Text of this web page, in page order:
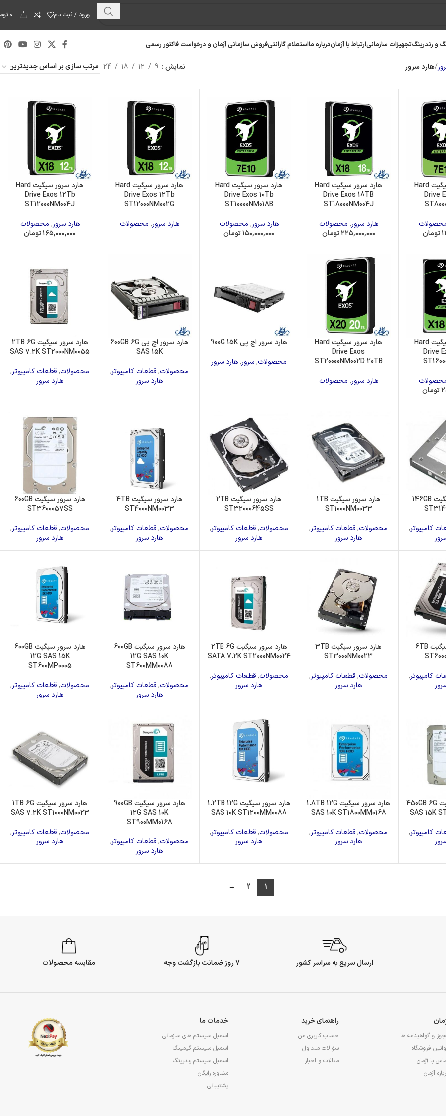
ورود / ثبت نام 0 ۰
رم کامپیوتر حافظه SSD هارد دیسک
مانیتور فن پردازنده درایونوری
و رندرینگتجهیزات سازمانیارتباط با آژماندرباره مااستعلام گارانتیفروش سازمانی آژمان و درخواست فاکتور رسمی
هارد سرور نمایش 9
12
18
24
هارد سرور سیگیت Hard
Drive
تومان
هارد سرور سیگیت Hard
Drive Exos 18TB
ST18000NM004J
هارد سرور, محصولات
۲۲۵,۰۰۰,۰۰۰تومان
هارد سرور سیگیت Hard
Drive Exos 10Tb
ST10000NM018B
هارد سرور, محصولات
۱۵۰,۰۰۰,۰۰۰تومان
هارد سرور سیگیت Hard
Drive Exos 12Tb
ST12000NM002G
هارد سرور, محصولات
هارد سرور سیگیت Hard
Drive Exos 12Tb
ST12000NM004J
هارد سرور, محصولات
۱۶۵,۰۰۰,۰۰۰تومان
هارد سرور سیگیت Hard
Drive
تومان
هارد سرور سیگیت Hard
Drive Exos
ST20000NM002D 20TB
هارد سرور, محصولات
هارد سرور اچ پی 900G 15K
محصولات,سرور,هارد سرور
هارد سرور اچ پی 600GB 6G
SAS 15K
محصولات,قطعات کامپیوتر,
هارد سرور
هارد سرور سیگیت 2TB 6G
SAS 7.2K ST2000NM0055
محصولات,قطعات کامپیوتر,
هارد سرور
هارد سرور سیگیت 146GB
کامپیوتر,
هارد سرور سیگیت 1TB
ST1000NM0033
محصولات,قطعات کامپیوتر,
هارد سرور
هارد سرور سیگیت 2TB
ST32000645SS
محصولات,قطعات کامپیوتر,
هارد سرور
هارد سرور سیگیت 4TB
ST4000NM0033
محصولات,قطعات کامپیوتر,
هارد سرور
هارد سرور سیگیت 600GB
ST3600057SS
محصولات,قطعات کامپیوتر,
هارد سرور
هارد سرور سیگیت 6TB
کامپیوتر,
هارد سرور سیگیت 3TB
ST3000NM0023
محصولات,قطعات کامپیوتر,
هارد سرور
هارد سرور سیگیت 2TB 6G
SATA 7.2K ST2000NM0024
محصولات,قطعات کامپیوتر,
هارد سرور
هارد سرور سیگیت 600GB
12G SAS 10K
ST600MM0088
محصولات,قطعات کامپیوتر,
هارد سرور
هارد سرور سیگیت 600GB
12G SAS 15K
ST600MP0005
محصولات,قطعات کامپیوتر,
هارد سرور
هارد سرور سیگیت 450GB 6G
SAS 15K
کامپیوتر,
هارد سرور سیگیت 1.8TB 12G
SAS 10K ST1800MM0168
محصولات,قطعات کامپیوتر,
هارد سرور
هارد سرور سیگیت 1.2TB 12G
SAS 10K ST1200MM0088
محصولات,قطعات کامپیوتر,
هارد سرور
هارد سرور سیگیت 900GB
12G SAS 10K
ST900MM0168
محصولات,قطعات کامپیوتر,
هارد سرور
هارد سرور سیگیت 1TB 6G
SAS 7.2K ST1000NM0023
محصولات,قطعات کامپیوتر,
هارد سرور
1
2
→
ارسال سریع به سراسر کشور 7 روز ضمانت بازگشت وجه مقایسه محصولات
و گواهینامه ها
فروشگاه
با آژمان
آژمان
راهنمای خرید
حساب کاربری من
سؤالات متداول
مقالات و اخبار
خدمات ما
اسمبل سیستم های سازمانی
اسمبل سیستم گیمینگ
اسمبل سیستم رندرینگ
مشاوره رایگان
پشتیبانی